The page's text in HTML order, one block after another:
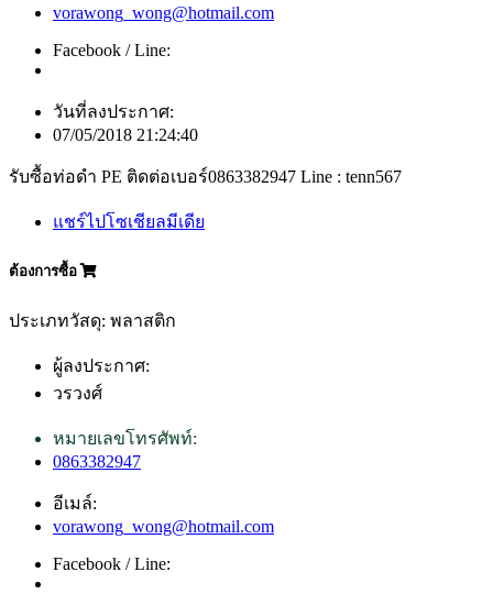
vorawong_wong@hotmail.com
Facebook / Line:
วันที่ลงประกาศ:
07/05/2018 21:24:40
รับซื้อท่อดำ PE ติดต่อเบอร์0863382947 Line : tenn567
แชร์ไปโซเชียลมีเดีย
ต้องการซื้อ
ประเภทวัสดุ: พลาสติก
ผู้ลงประกาศ:
วรวงศ์
หมายเลขโทรศัพท์:
0863382947
อีเมล์:
vorawong_wong@hotmail.com
Facebook / Line: